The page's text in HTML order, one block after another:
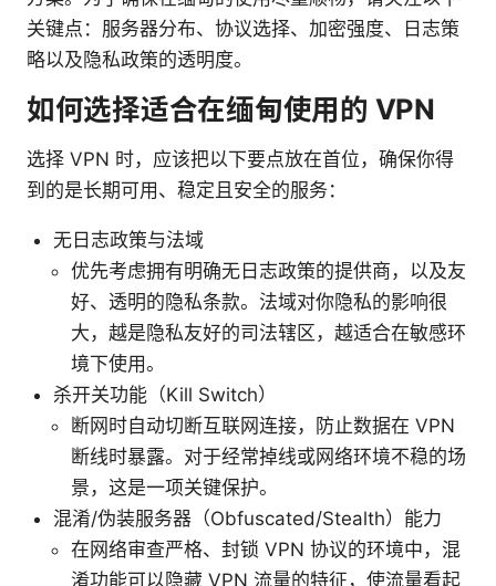
关键点：服务器分布、协议选择、加密强度、日志策
略以及隐私政策的透明度。
如何选择适合在缅甸使用的 VPN
选择 VPN 时，应该把以下要点放在首位，确保你得
到的是长期可用、稳定且安全的服务：
无日志政策与法域
优先考虑拥有明确无日志政策的提供商，以及友
好、透明的隐私条款。法域对你隐私的影响很
大，越是隐私友好的司法辖区，越适合在敏感环
境下使用。
杀开关功能（Kill Switch）
断网时自动切断互联网连接，防止数据在 VPN
断线时暴露。对于经常掉线或网络环境不稳的场
景，这是一项关键保护。
混淆/伪装服务器（Obfuscated/Stealth）能力
在网络审查严格、封锁 VPN 协议的环境中，混
淆功能可以隐藏 VPN 流量的特征，使流量看起